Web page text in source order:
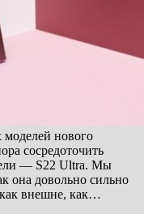
нового
сосредоточить
— S22 Ultra. Мы
она довольно сильно
как внешне, как…